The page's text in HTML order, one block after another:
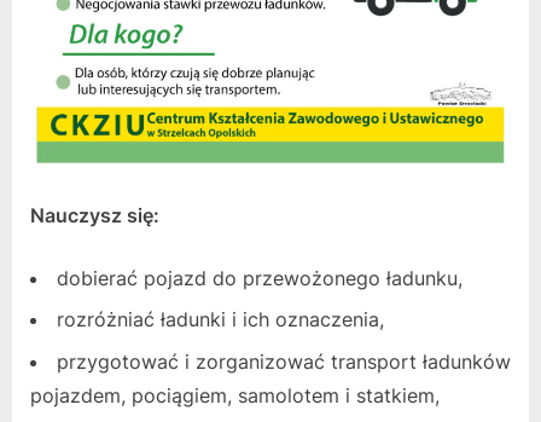
Nauczysz się:
dobierać pojazd do przewożonego ładunku,
rozróżniać ładunki i ich oznaczenia,
przygotować i zorganizować transport ładunków
pojazdem, pociągiem, samolotem i statkiem,